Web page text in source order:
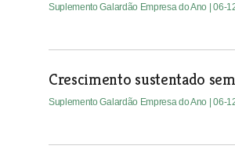
Suplemento Galardão Empresa do Ano | 06-
Crescimento sustentado
Suplemento Galardão Empresa do Ano | 06-